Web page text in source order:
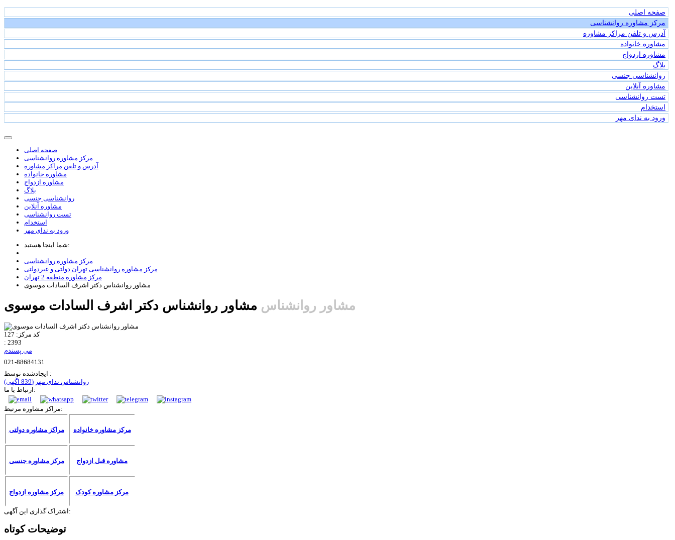
صفحه اصلی
مرکز مشاوره روانشناسی
آدرس و تلفن مراکز مشاوره
مشاوره خانواده
مشاوره ازدواج
بلاگ
روانشناسی جنسی
مشاوره آنلاین
تست روانشناسی
استخدام
ورود به ندای مهر
صفحه اصلی
مرکز مشاوره روانشناسی
آدرس و تلفن مراکز مشاوره
مشاوره خانواده
مشاوره ازدواج
بلاگ
روانشناسی جنسی
مشاوره آنلاین
تست روانشناسی
استخدام
ورود به ندای مهر
شما اینجا هستید:
مرکز مشاوره روانشناسی
مرکز مشاوره روانشناسی تهران دولتی و غیردولتی
مرکز مشاوره منطقه 2 تهران
مشاور روانشناس دکتر اشرف السادات موسوی
مشاور روانشناس
کد مرکز: 127
: 2393
می پسندم
021-88684131
ایجادشده توسط :
روانشناس ندای مهر (839 آگهی)
ارتباط با ما:
مراکز مشاوره مرتبط:
مراکز مشاوره دولتی مرکز مشاوره خانواده
مرکز مشاوره جنسی مشاوره قبل ازدواج
مرکز مشاوره ازدواج مرکز مشاوره کودک
اشتراک گذاری این آگهی:
توضیحات کوتاه